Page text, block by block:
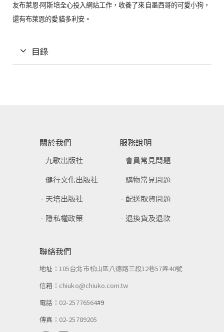
友布萊恩‧阿斯培全心投入網站工作，收養了來自墨西哥的可愛小狗，
還有布萊恩的愛貓多利安。
目錄
關於我們
九歌出版社
健行文化出版社
天培出版社
隱私權政策
服務說明
會員常見問題
購物常見問題
配送取貨問題
退換貨及退款
聯絡我們
地址：105台北市松山區八德路三段12巷57弄40號
信箱： chiuko@chiuko.com.tw
電話： 02-25776564#9
傳真： 02-25789205